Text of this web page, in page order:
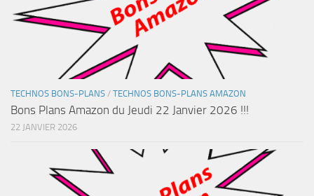
TECHNOS BONS-PLANS / TECHNOS BONS-PLANS AMAZON
Bons Plans Amazon du Jeudi 22 Janvier 2026 !!!
22 JANVIER 2026